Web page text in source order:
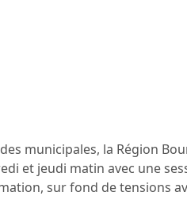
municipales, la Région
et jeudi matin avec une
sur fond de tensions